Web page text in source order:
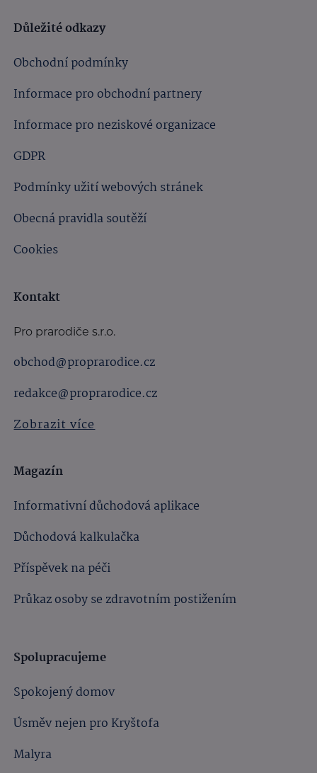
Důležité odkazy
Obchodní podmínky
Informace pro obchodní partnery
Informace pro neziskové organizace
GDPR
Podmínky užití webových stránek
Obecná pravidla soutěží
Cookies
Kontakt
Pro prarodiče s.r.o.
obchod@proprarodice.cz
redakce@proprarodice.cz
Zobrazit více
Magazín
Informativní důchodová aplikace
Důchodová kalkulačka
Příspěvek na péči
Průkaz osoby se zdravotním postižením
Spolupracujeme
Spokojený domov
Úsměv nejen pro Kryštofa
Malyra